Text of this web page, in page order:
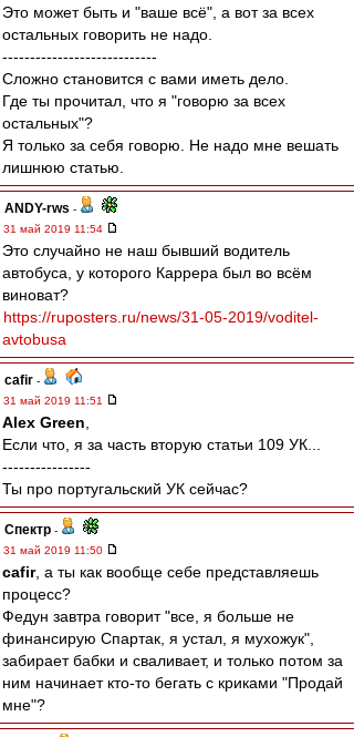
Это может быть и "ваше всё", а вот за всех
остальных говорить не надо.
----------------------------
Сложно становится с вами иметь дело.
Где ты прочитал, что я "говорю за всех
остальных"?
Я только за себя говорю. Не надо мне вешать
лишнюю статью.
ANDY-rws -
31 май 2019 11:54
Это случайно не наш бывший водитель
автобуса, у которого Каррера был во всём
виноват?
https://ruposters.ru/news/31-05-2019/voditel-
avtobusa
cafir -
31 май 2019 11:51
Alex Green
Если что, я за часть вторую статьи 109 УК...
----------------
Ты про португальский УК сейчас?
Спектр -
31 май 2019 11:50
cafir, а ты как вообще себе представляешь
процесс?
Федун завтра говорит "все, я больше не
финансирую Спартак, я устал, я мухожук",
забирает бабки и сваливает, и только потом за
ним начинает кто-то бегать с криками "Продай
мне"?